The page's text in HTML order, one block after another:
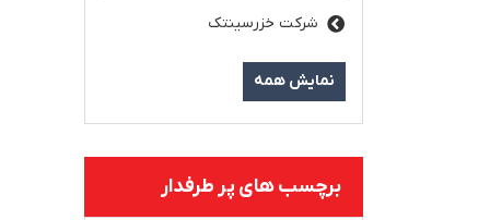
شرکت خزرسینتک
نمایش همه
برچسب های پر طرفدار